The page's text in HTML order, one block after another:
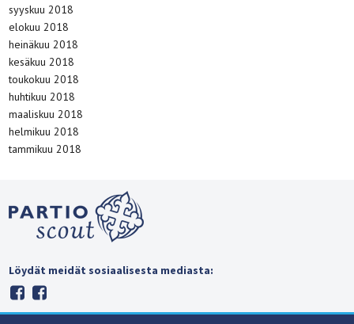
syyskuu 2018
elokuu 2018
heinäkuu 2018
kesäkuu 2018
toukokuu 2018
huhtikuu 2018
maaliskuu 2018
helmikuu 2018
tammikuu 2018
Löydät meidät sosiaalisesta mediasta: